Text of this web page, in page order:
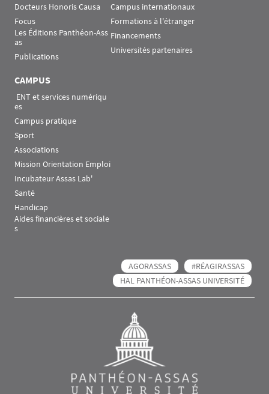
Docteurs Honoris Causa
Focus
Les Éditions Panthéon-Ass
as
Publications
Campus internationaux
Formations à l'étranger
Financements
Universités partenaires
CAMPUS
es
Campus pratique
Sport
Associations
Mission Orientation Emploi
Incubateur Assas Lab'
Santé
Handicap
Aides financières et sociale
s
AGORASSAS
#RÉAGIRASSAS
HAL PANTHÉON-ASSAS UNIVERSITÉ